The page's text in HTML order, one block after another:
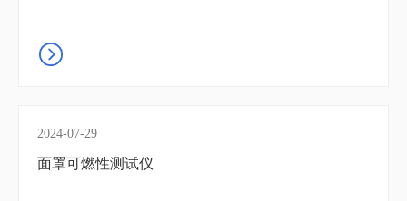
2024-07-29
面罩可燃性测试仪